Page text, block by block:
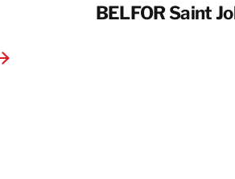
BELFOR Saint